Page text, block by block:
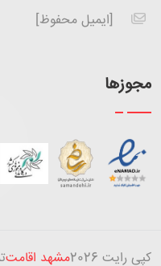
[ایمیل محفوظ]
مجوزها
کپی رایت 2026مشهد اقامت